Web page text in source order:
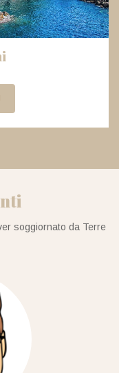
soggiornato da Terre